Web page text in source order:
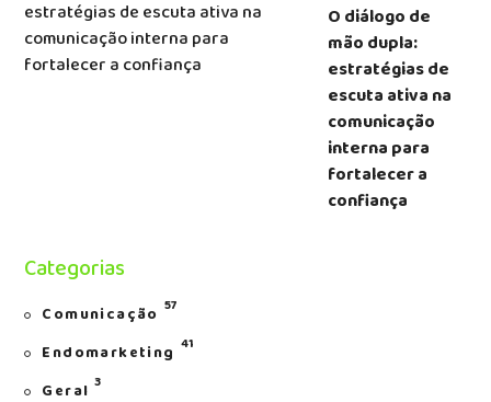
O diálogo de
mão dupla:
estratégias de
escuta ativa na
comunicação
interna para
fortalecer a
confiança
Categorias
Comunicação 57
Endomarketing 41
Geral 3